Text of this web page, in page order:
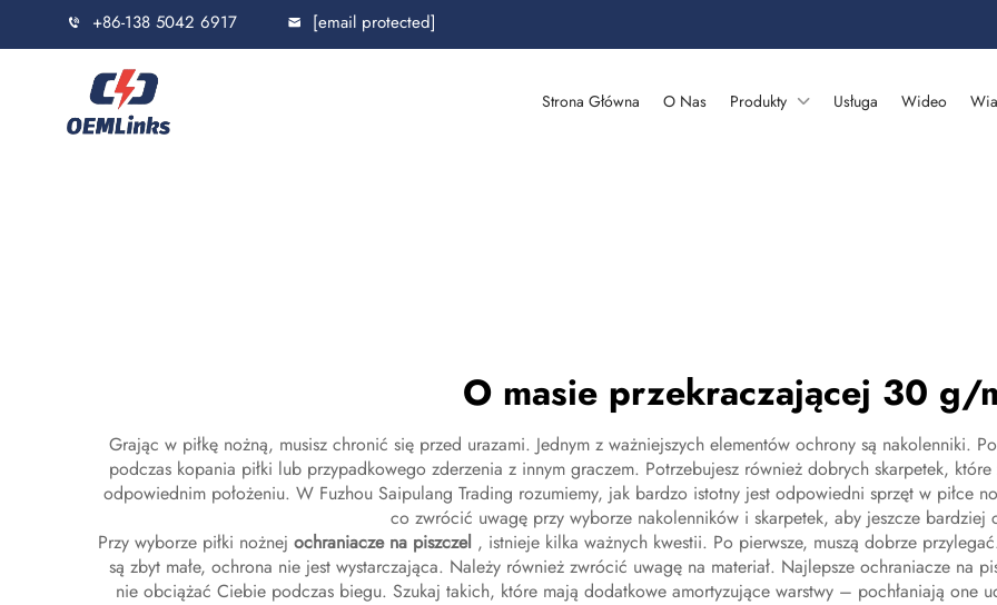
+86-138 5042 6917 [email protected]
Strona Główna O Nas Produkty Usługa Wideo
O masie przekraczającej 30 g/
Grając w piłkę nożną, musisz chronić się przed urazami. Jednym z ważniejszych elementów ochrony są nakolenniki.
podczas kopania piłki lub przypadkowego zderzenia z innym graczem. Potrzebujesz również dobrych skarpetek,
odpowiednim położeniu. W Fuzhou Saipulang Trading rozumiemy, jak bardzo istotny jest odpowiedni sprzęt w piłce
co zwrócić uwagę przy wyborze nakolenników i skarpetek, aby jeszcze bardziej
Przy wyborze piłki nożnej ochraniacze na piszczel , istnieje kilka ważnych kwestii. Po pierwsze, muszą dobrze
są zbyt małe, ochrona nie jest wystarczająca. Należy również zwrócić uwagę na materiał. Najlepsze ochraniacze na
nie obciążać Ciebie podczas biegu. Szukaj takich, które mają dodatkowe amortyzujące warstwy – pochłaniają one